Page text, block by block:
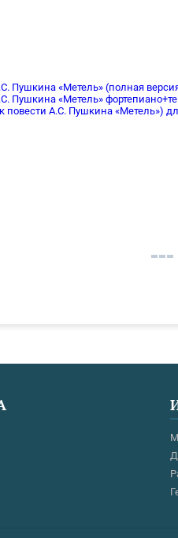
Пушкина «Метель» (полная
Пушкина «Метель»
А.С. Пушкина «Метель»)